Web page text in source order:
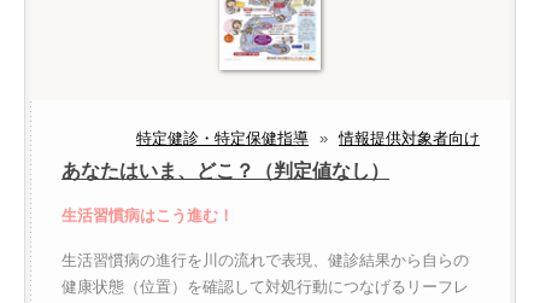
特定健診・特定保健指導 » 情報提供対象者向け
あなたはいま、どこ？（判定値なし）
生活習慣病はこう進む！
生活習慣病の進行を川の流れで表現、健診結果から自らの
健康状態（位置）を確認して対処行動につなげるリーフレ